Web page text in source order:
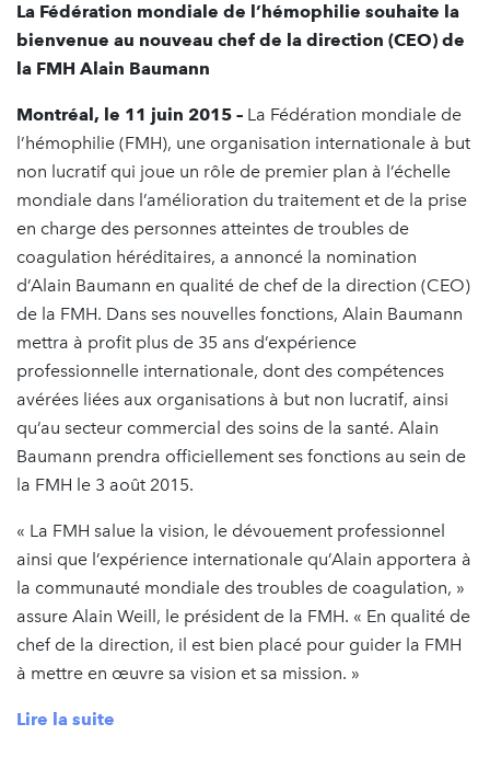
La Fédération mondiale de l’hémophilie souhaite la
bienvenue au nouveau chef de la direction (CEO) de
la FMH Alain Baumann
Montréal, le 11 juin 2015 – La Fédération mondiale de
l’hémophilie (FMH), une organisation internationale à but
non lucratif qui joue un rôle de premier plan à l’échelle
mondiale dans l’amélioration du traitement et de la prise
en charge des personnes atteintes de troubles de
coagulation héréditaires, a annoncé la nomination
d’Alain Baumann en qualité de chef de la direction (CEO)
de la FMH. Dans ses nouvelles fonctions, Alain Baumann
mettra à profit plus de 35 ans d’expérience
professionnelle internationale, dont des compétences
avérées liées aux organisations à but non lucratif, ainsi
qu’au secteur commercial des soins de la santé. Alain
Baumann prendra officiellement ses fonctions au sein de
la FMH le 3 août 2015.
« La FMH salue la vision, le dévouement professionnel
ainsi que l’expérience internationale qu’Alain apportera à
la communauté mondiale des troubles de coagulation, »
assure Alain Weill, le président de la FMH. « En qualité de
chef de la direction, il est bien placé pour guider la FMH
à mettre en œuvre sa vision et sa mission. »
Lire la suite